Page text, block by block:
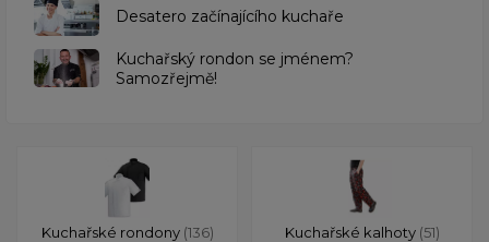
Desatero začínajícího kuchaře
Kuchařský rondon se jménem?
Samozřejmě!
Kuchařské rondony (136) Kuchařské kalhoty (51)